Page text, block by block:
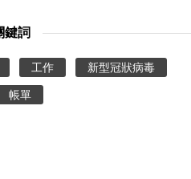
鍵詞
工作 新型冠狀病毒
帳單